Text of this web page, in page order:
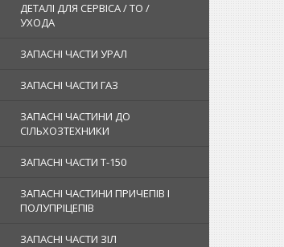
ДЕТАЛІ ДЛЯ СЕРВІСА / ТО /
УХОДА
ЗАПАСНІ ЧАСТИ УРАЛ
ЗАПАСНІ ЧАСТИ ГАЗ
ЗАПАСНІ ЧАСТИНИ ДО
СІЛЬХОЗТЕХНИКИ
ЗАПАСНІ ЧАСТИ Т-150
ЗАПАСНІ ЧАСТИНИ ПРИЧЕПІВ І
ПОЛУПРІЦЕПІВ
ЗАПАСНІ ЧАСТИ ЗІЛ